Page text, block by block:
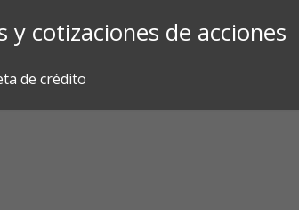
y cotizaciones de acciones
de crédito